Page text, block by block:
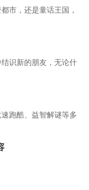
市，还是童话王国，
识新的朋友，无论什
跑酷、益智解谜等多